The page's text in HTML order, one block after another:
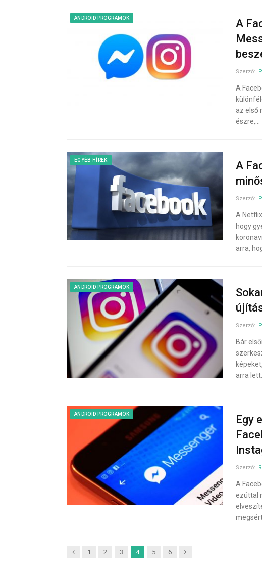
ANDROID PROGRAMOK
A
Szerző:
A
az első
észre,…
EGYÉB HÍREK
A
Szerző:
A
hogy
arra,
ANDROID PROGRAMOK
Szerző:
Bár
arra lett…
ANDROID PROGRAMOK
Egy
Szerző:
A
ezúttal
Previous
1 2 3 4 5 6 Next